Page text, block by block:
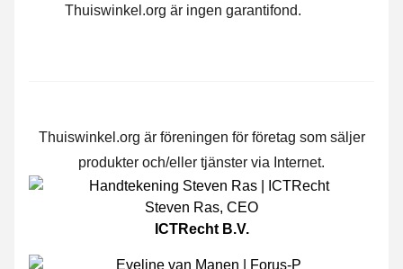
Thuiswinkel.org är ingen garantifond.
Thuiswinkel.org är föreningen för företag som säljer
produkter och/eller tjänster via Internet.
Steven Ras, CEO
ICTRecht B.V.